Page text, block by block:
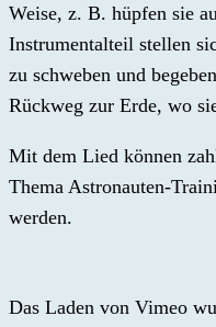
Weise, z. B. hüpfen sie
Instrumentalteil stellen
zu schweben und
Rückweg zur Erde, wo
Mit dem Lied können
Thema Astronauten-
werden.
Das Laden von Vimeo